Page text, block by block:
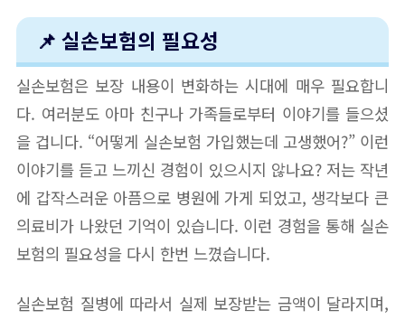
📌 실손보험의 필요성
실손보험은 보장 내용이 변화하는 시대에 매우 필요합니
다. 여러분도 아마 친구나 가족들로부터 이야기를 들으셨
을 겁니다. “어떻게 실손보험 가입했는데 고생했어?” 이런
이야기를 듣고 느끼신 경험이 있으시지 않나요? 저는 작년
에 갑작스러운 아픔으로 병원에 가게 되었고, 생각보다 큰
의료비가 나왔던 기억이 있습니다. 이런 경험을 통해 실손
보험의 필요성을 다시 한번 느꼈습니다.
실손보험 질병에 따라서 실제 보장받는 금액이 달라지며,